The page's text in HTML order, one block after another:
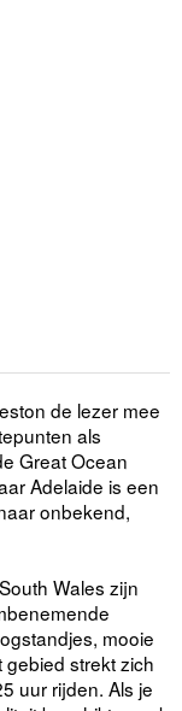
de lezer mee
als
Great Ocean
Adelaide is een
onbekend,
Wales zijn
mooie
strekt zich
uur rijden. Als je